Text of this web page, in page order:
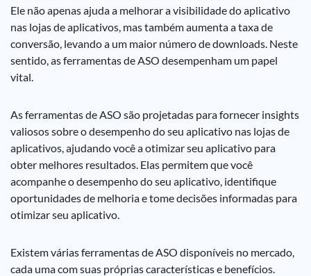
Ele não apenas ajuda a melhorar a visibilidade do aplicativo
nas lojas de aplicativos, mas também aumenta a taxa de
conversão, levando a um maior número de downloads. Neste
sentido, as ferramentas de ASO desempenham um papel
vital.
As ferramentas de ASO são projetadas para fornecer insights
valiosos sobre o desempenho do seu aplicativo nas lojas de
aplicativos, ajudando você a otimizar seu aplicativo para
obter melhores resultados. Elas permitem que você
acompanhe o desempenho do seu aplicativo, identifique
oportunidades de melhoria e tome decisões informadas para
otimizar seu aplicativo.
Existem várias ferramentas de ASO disponíveis no mercado,
cada uma com suas próprias características e benefícios.